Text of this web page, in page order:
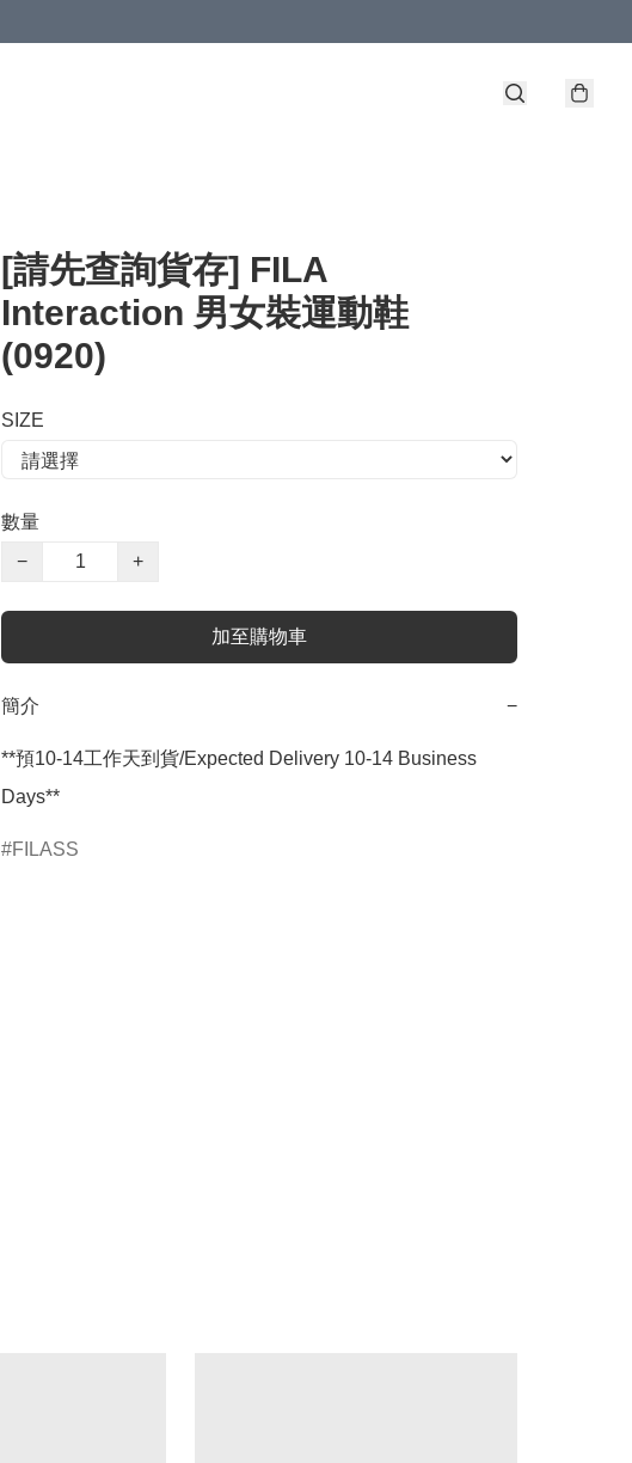
[請先查詢貨存] FILA
Interaction 男女裝運動鞋
(0920)
SIZE
數量
−
+
加至購物車
簡介 −
**預10-14工作天到貨/Expected Delivery 10-14 Business
Days**
FILASS